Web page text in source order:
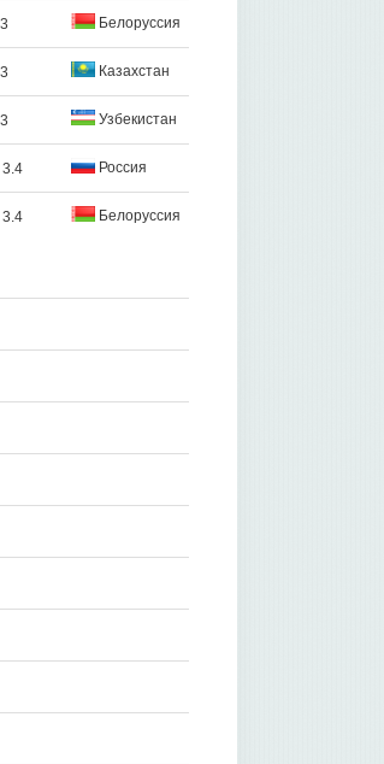
Белоруссия
Казахстан
Узбекистан
3.4 Россия
3.4 Белоруссия